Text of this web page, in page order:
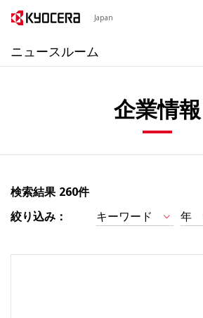
Japan
ニュースルーム
企業情報
検索結果 260件
絞り込み：
キーワード 年